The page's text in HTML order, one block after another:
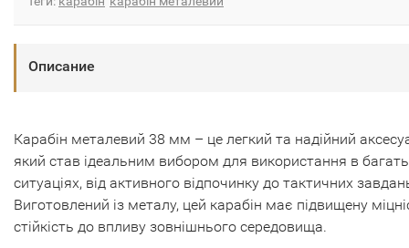
Описание
Карабін металевий 38 мм – це легкий та надійний
який став ідеальним вибором для використання в
ситуаціях, від активного відпочинку до тактичних
Виготовлений із металу, цей карабін має підвищену
стійкість до впливу зовнішнього середовища.